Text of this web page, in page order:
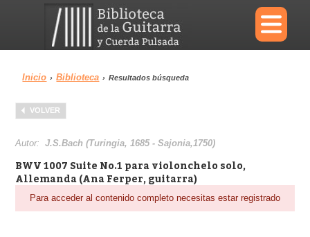
×
Menu
Biblioteca Diccionario
Área personal Reproductor
Inicio › Biblioteca › Resultados búsqueda
VOLVER
Autor:J.S.Bach (Turingia, 1685 - Sajonia,1750)
BWV 1007 Suite No.1 para violonchelo solo,
Allemanda (Ana Ferper, guitarra)
Para acceder al contenido completo necesitas estar registrado